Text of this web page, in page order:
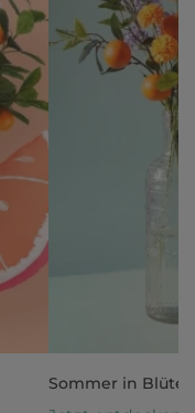
Sommer in Blüte